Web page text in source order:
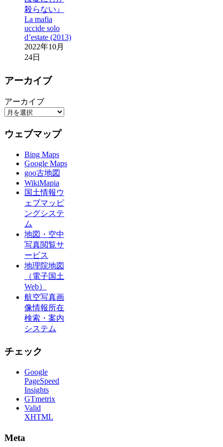
殺らない』
La mafia
uccide solo
d’estate (2013)
2022年10月
24日
アーカイブ
アーカイブ
ウェブマップ
Bing Maps
Google Maps
goo古地図
WikiMapia
国土情報ウ
ェブマッピ
ングシステ
ム
地図・空中
写真閲覧サ
ービス
地理院地図
（電子国土
Web）
航空写真画
像情報所在
検索・案内
システム
チェック
Google
PageSpeed
Insights
GTmetrix
Valid
XHTML
Meta